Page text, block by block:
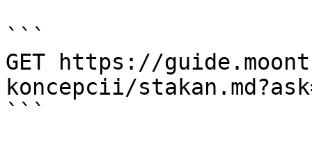
```
GET https://
koncepcii/
```